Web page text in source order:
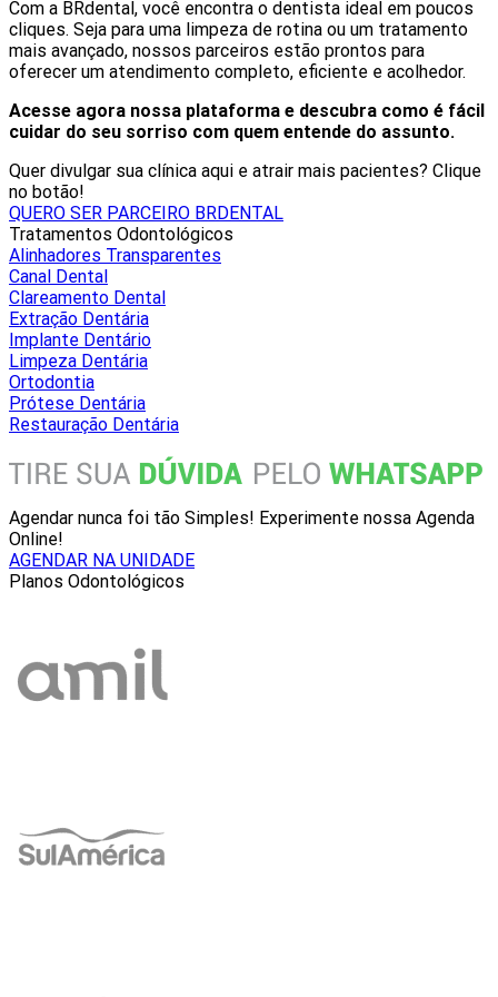
Com a BRdental, você encontra o dentista ideal em poucos
cliques. Seja para uma limpeza de rotina ou um tratamento
mais avançado, nossos parceiros estão prontos para
oferecer um atendimento completo, eficiente e acolhedor.
Acesse agora nossa plataforma e descubra como é fácil
cuidar do seu sorriso com quem entende do assunto.
Quer divulgar sua clínica aqui e atrair mais pacientes? Clique
no botão!
QUERO SER PARCEIRO BRDENTAL
Tratamentos Odontológicos
Alinhadores Transparentes
Canal Dental
Clareamento Dental
Extração Dentária
Implante Dentário
Limpeza Dentária
Ortodontia
Prótese Dentária
Restauração Dentária
Agendar nunca foi tão Simples! Experimente nossa Agenda
Online!
AGENDAR NA UNIDADE
Planos Odontológicos